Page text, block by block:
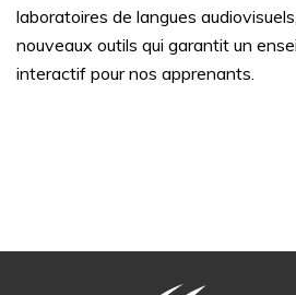
laboratoires de langues
nouveaux outils qui garantit un
interactif pour nos apprenants.